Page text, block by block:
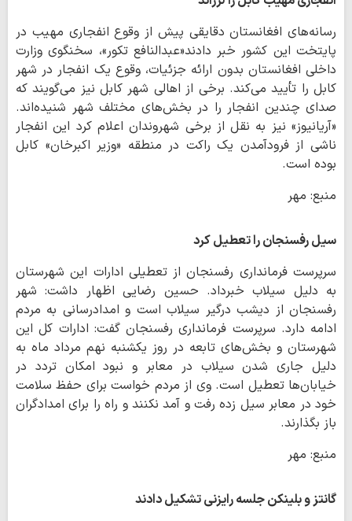
رسانه‌های افغانستان دقایقی پیش از وقوع انفجاری مهیب در
پایتخت این کشور خبر دادند«عبدالنافع تکور»، سخنگوی وزارت
داخلی افغانستان بدون ارائه جزئیات، وقوع یک انفجار در شهر
کابل را تأیید می‌کند. برخی از اهالی شهر کابل نیز می‌گویند که
صدای چندین انفجار را در بخش‌های مختلف شهر شنیده‌اند.
«آریانیوز» نیز به نقل از برخی شهروندان اعلام کرد این انفجار
ناشی از فرودآمدن یک راکت در منطقه «وزیر اکبرخان» کابل
بوده است.
منبع: مهر
سیل رفسنجان را تعطیل کرد
سرپرست فرمانداری رفسنجان از تعطیلی ادارات این شهرستان
به دلیل سیلاب خبرداد. حسین رضایی اظهار داشت: شهر
رفسنجان از دیشب درگیر سیلاب است و امدادرسانی به مردم
ادامه دارد. سرپرست فرمانداری رفسنجان گفت: ادارات کل این
شهرستان و بخش‌های تابعه در روز یکشنبه نهم مرداد ماه به
دلیل جاری شدن سیلاب در معابر و نبود امکان تردد در
خیابان‌ها تعطیل است. وی از مردم خواست برای حفظ سلامت
خود در معابر سیل زده رفت و آمد نکنند و راه را برای امدادگران
باز بگذارند.
منبع: مهر
گانتز و بلینکن جلسه رایزنی تشکیل دادند